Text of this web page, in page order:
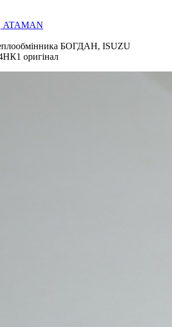
ATAMAN
БОГДАН, ISUZU
оригінал